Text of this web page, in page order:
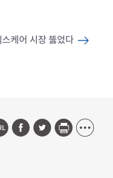
케어 시장 뚫었다